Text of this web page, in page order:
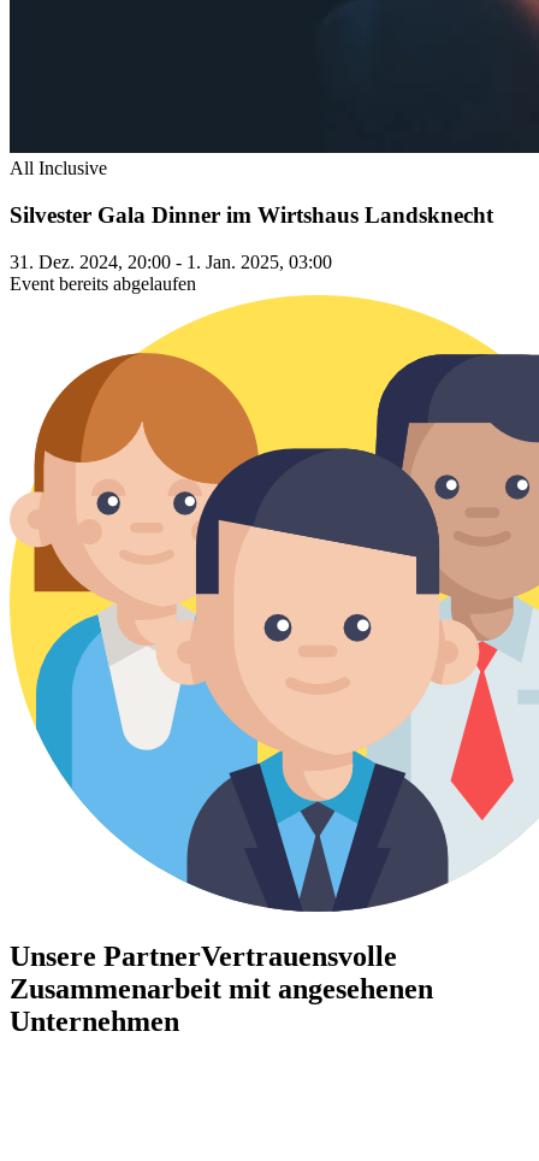
All Inclusive
Silvester Gala Dinner im Wirtshaus Landsknecht
31. Dez. 2024, 20:00 - 1. Jan. 2025, 03:00
Event bereits abgelaufen
Unsere PartnerVertrauensvolle
Zusammenarbeit mit angesehenen
Unternehmen